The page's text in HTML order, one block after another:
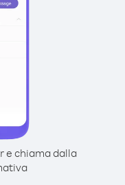
e chiama dalla